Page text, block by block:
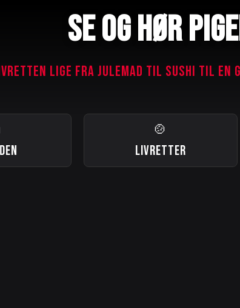
SE OG HØR
LIGE FRA JULEMAD TIL SUSHI TIL EN
🍲
LIVRETTER